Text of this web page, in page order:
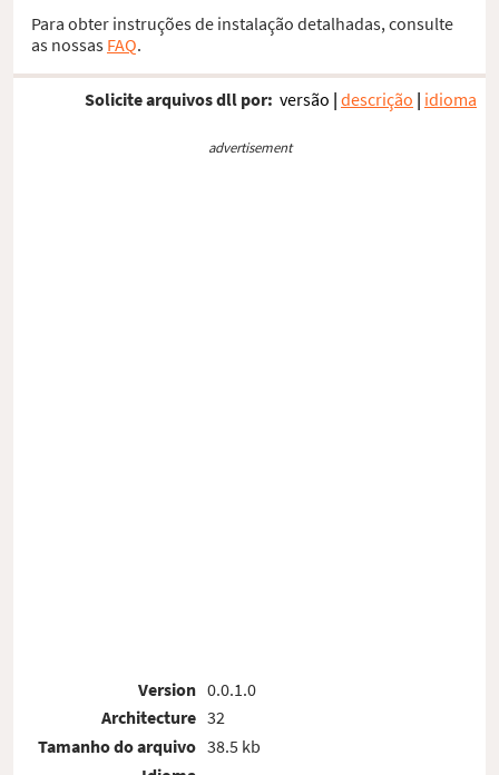
Para obter instruções de instalação detalhadas, consulte
as nossas FAQ.
Solicite arquivos dll por: versão | descrição | idioma
advertisement
Version
Architecture
Tamanho do arquivo
0.0.1.0
32
38.5 kb